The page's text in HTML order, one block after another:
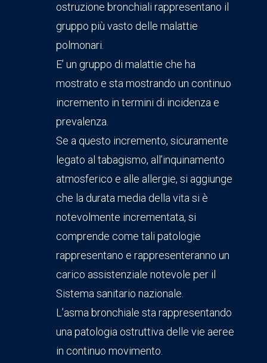
ostruzione bronchiali rappresentano il
gruppo più vasto delle malattie
polmonari.
E’ un gruppo di malattie che ha
mostrato e sta mostrando un continuo
incremento in termini di incidenza e
prevalenza.
Se a questo incremento, sicuramente
legato al tabagismo, all’inquinamento
atmosferico e alle allergie, si aggiunge
che la durata media della vita si è
notevolmente incrementata, si
comprende come tali patologie
rappresentano e rappresenteranno un
carico assistenziale notevole per il
Sistema sanitario nazionale.
L’asma bronchiale sta rappresentando
una patologia ostruttiva delle vie aeree
in continuo movimento.